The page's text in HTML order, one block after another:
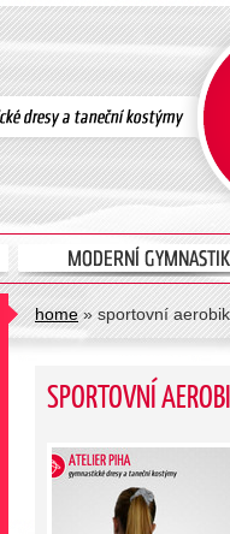
home» sportovní
SPORTOVNÍ